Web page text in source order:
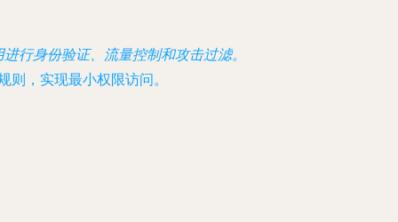
行身份验证、流量控制和攻击过滤。
，实现最小权限访问。